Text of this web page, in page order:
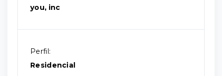
you, inc
Perfil:
Residencial